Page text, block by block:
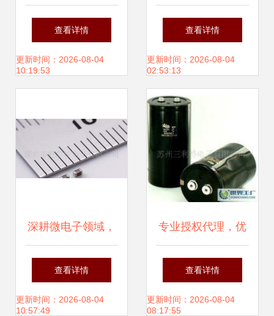
与YXA系列标准品
——专业电子元器
查看详情
更新时间：2026-08-04
10:19:53
零部件企业齐聚，
共绘新能源汽车技
术创新蓝图
查看详情
更新时间：2026-08-04
02:53:13
深耕微电子领域，
打造高效供应链 世
界最小尺寸高容量
查看详情
更新时间：2026-08-04
10:57:49
专业授权代理，优
质电容器供应 解读
MEA100μF400V-
查看详情
更新时间：2026-08-04
08:17:55